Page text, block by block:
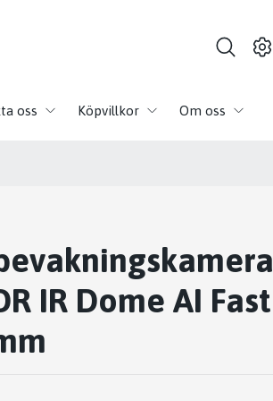
oss Köpvillkor Om oss
IR Dome AI Fast